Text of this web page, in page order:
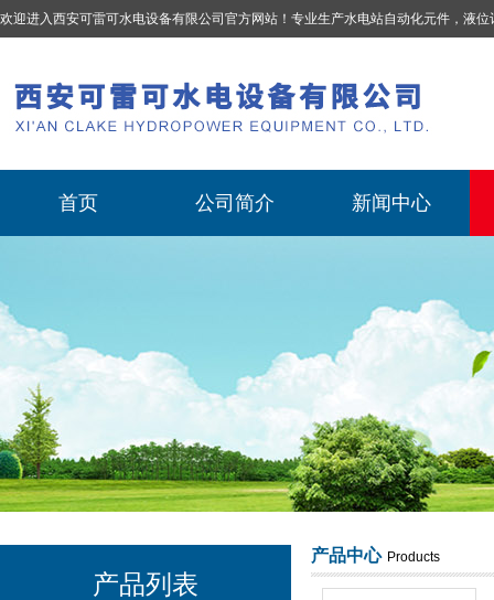
欢迎进入西安可雷可水电设备有限公司官方网站！专业生产水电站自动化元件，液位计、流量计、压力变送器、油混水控制器、温度传感器、电磁阀球阀蝶阀、测速装置、位移
西安可雷可水电设备有限公司
首页 公司简介 新闻中心
产品列表
产品中心 Products